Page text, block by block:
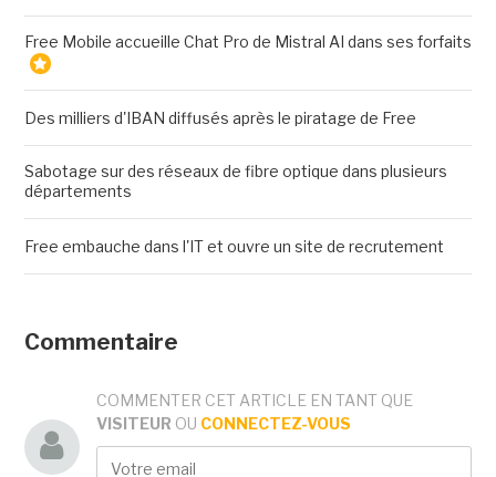
Free Mobile accueille Chat Pro de Mistral AI dans ses forfaits
Des milliers d'IBAN diffusés après le piratage de Free
Sabotage sur des réseaux de fibre optique dans plusieurs
départements
Free embauche dans l'IT et ouvre un site de recrutement
Commentaire
COMMENTER CET ARTICLE EN TANT QUE
VISITEUR OU CONNECTEZ-VOUS